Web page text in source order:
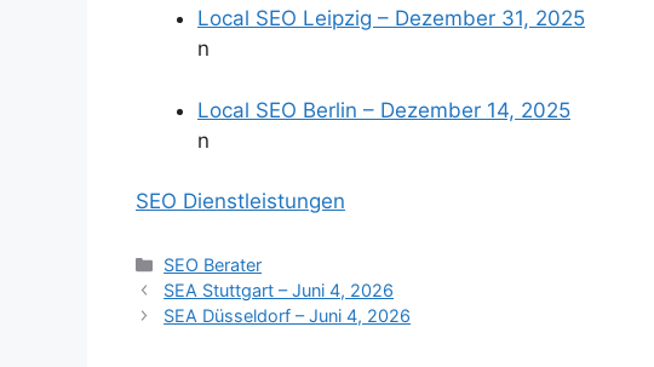
Local SEO Leipzig – Dezember 31, 2025
n
Local SEO Berlin – Dezember 14, 2025
n
SEO Dienstleistungen
Kategorien
SEO Berater
SEA Stuttgart – Juni 4, 2026
SEA Düsseldorf – Juni 4, 2026